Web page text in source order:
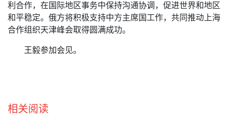
利合作，在国际地区事务中保持沟通协调，促进世界和地区
和平稳定。俄方将积极支持中方主席国工作，共同推动上海
合作组织天津峰会取得圆满成功。
王毅参加会见。
相关阅读